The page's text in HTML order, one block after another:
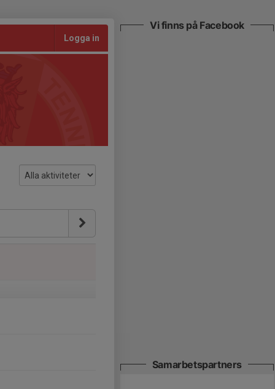
Logga in
Vi finns på Facebook
Samarbetspartners